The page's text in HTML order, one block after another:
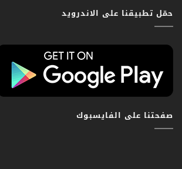
حمّل تطبيقنا على الاندرويد
صفحتنا على الفايسبوك